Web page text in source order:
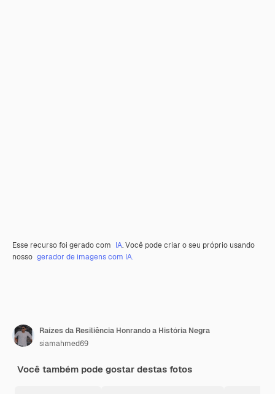
Esse recurso foi gerado com IA. Você pode criar o seu próprio usando
nosso gerador de imagens com IA.
Raízes da Resiliência Honrando a História Negra
siamahmed69
Você também pode gostar destas fotos